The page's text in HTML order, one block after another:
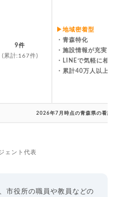
9件
(累計:167件)
▶地域密着型
・青森特化
・施設情報が充実
・LINEで気軽に相
・累計40万人以上
2026年7月時点の青森県の看護
ェント代表
市役所の職員や教員などの